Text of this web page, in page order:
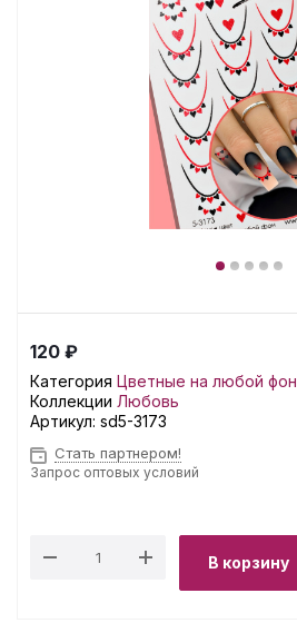
120 ₽
Категория Цветные на любой фон
Коллекции Любовь
Артикул: sd5-3173
Стать партнером!
Запрос оптовых условий
В корзину